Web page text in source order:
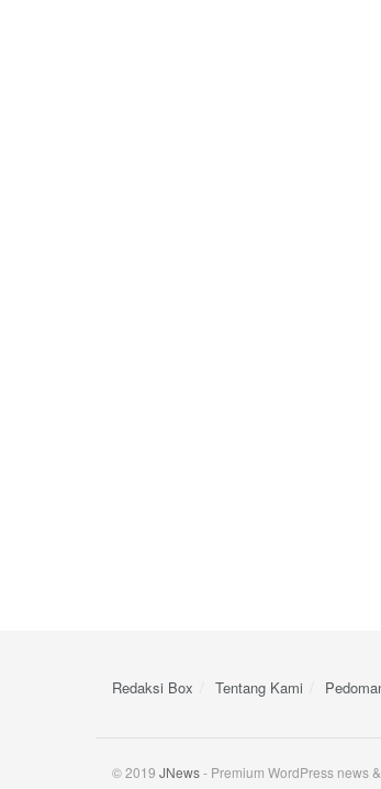
Redaksi Box Tentang Kami
© 2019 JNews- Premium WordPress news